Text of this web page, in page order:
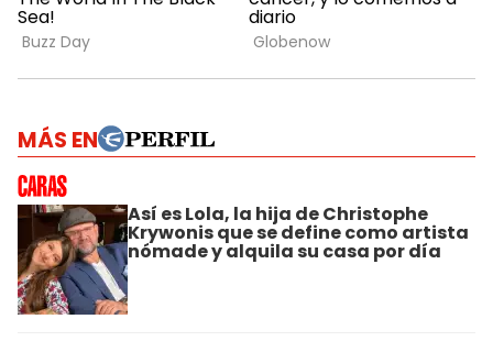
MÁS EN
Así es Lola, la hija de Christophe
Krywonis que se define como artista
nómade y alquila su casa por día